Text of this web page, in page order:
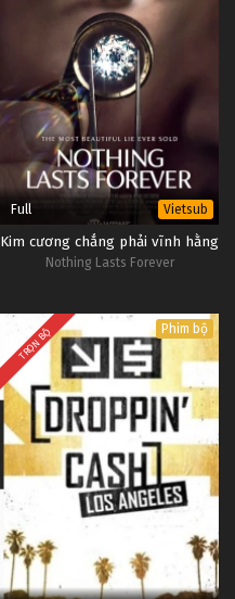
Full Vietsub
Kim cương chẳng phải vĩnh hằng
Nothing Lasts Forever
TRỌN BỘ Phim bộ